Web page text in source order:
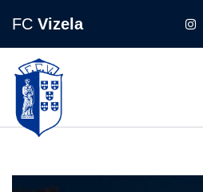
FC Vizela